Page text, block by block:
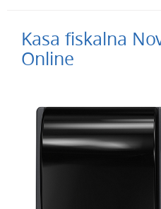
Kasa fiskalna
Online